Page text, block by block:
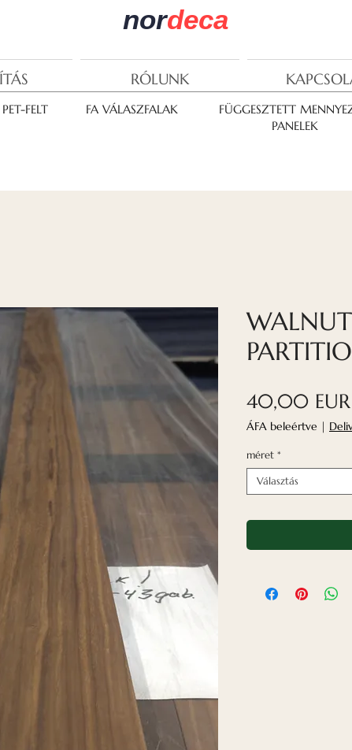
nordeca
RÓLUNK
PET-FELT FA VÁLASZFALAK
FÜGGESZTETT
PANELEK
40,00 EUR
ÁFA beleértve |
méret *
Választás